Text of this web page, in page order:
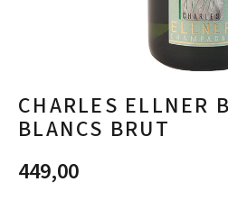
CHARLES ELLNER
BLANCS BRUT
449,00